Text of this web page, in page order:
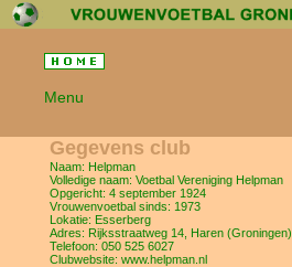
Menu
Gegevens club
Naam: Helpman
Volledige naam: Voetbal Vereniging Helpman
Opgericht: 4 september 1924
Vrouwenvoetbal sinds: 1973
Lokatie: Esserberg
Adres: Rijksstraatweg 14, Haren (Groningen)
Telefoon: 050 525 6027
Clubwebsite: www.helpman.nl